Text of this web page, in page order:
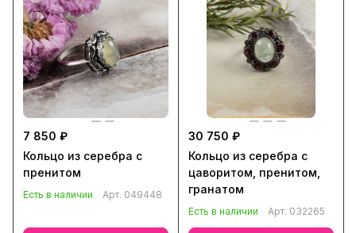
7 850 ₽
Кольцо из серебра с
пренитом
Есть в наличии Арт. 049448
30 750 ₽
Кольцо из серебра с
цаворитом, пренитом,
гранатом
Есть в наличии Арт. 032265